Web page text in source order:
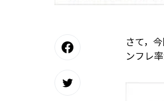
さて，
ンフレ